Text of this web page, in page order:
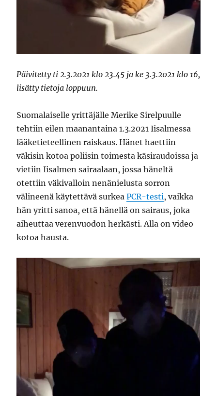
Päivitetty ti 2.3.2021 klo 23.45 ja ke 3.3.2021 klo 16,
lisätty tietoja loppuun.
Suomalaiselle yrittäjälle Merike Sirelpuulle
tehtiin eilen maanantaina 1.3.2021 Iisalmessa
lääketieteellinen raiskaus. Hänet haettiin
väkisin kotoa poliisin toimesta käsiraudoissa ja
vietiin Iisalmen sairaalaan, jossa häneltä
otettiin väkivalloin nenänielusta sorron
välineenä käytettävä surkeaPCR-testi, vaikka
hän yritti sanoa, että hänellä on sairaus, joka
aiheuttaa verenvuodon herkästi. Alla on video
kotoa hausta.